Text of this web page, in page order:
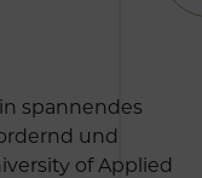
spannendes
und
of Applied